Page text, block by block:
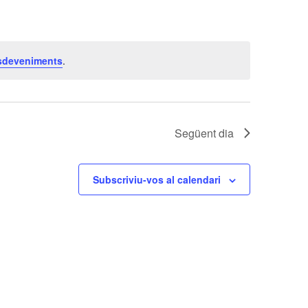
.
Següent dia
Subscriviu-vos al calendari